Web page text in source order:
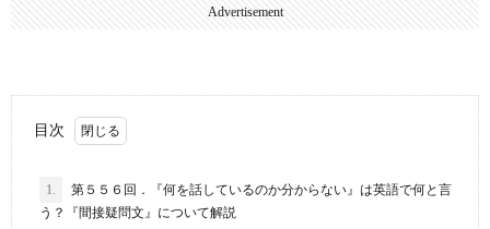
Advertisement
目次
1.
第５５６回．『何を話しているのか分からない』は英語で何と言
う？『間接疑問文』について解説